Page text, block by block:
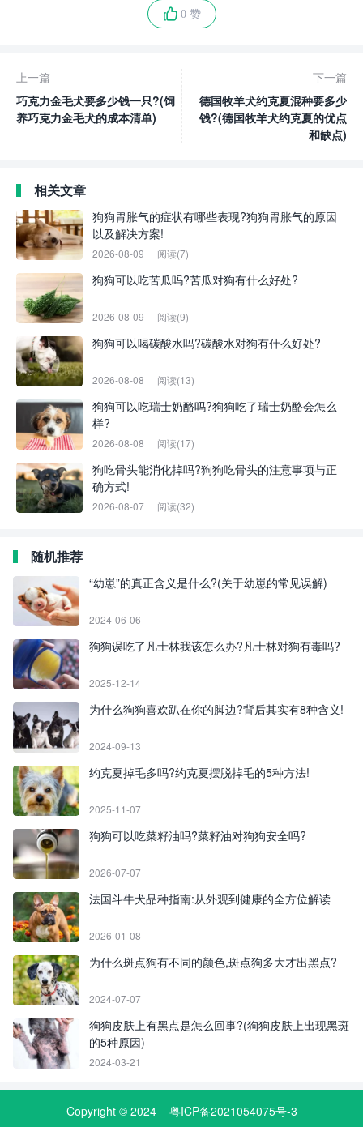
0 赞
上一篇
巧克力金毛犬要多少钱一只?(饲
养巧克力金毛犬的成本清单)
下一篇
德国牧羊犬约克夏混种要多少
钱?(德国牧羊犬约克夏的优点
和缺点)
相关文章
狗狗胃胀气的症状有哪些表现?狗狗胃胀气的原因
以及解决方案!
2026-08-09 阅读(7)
狗狗可以吃苦瓜吗?苦瓜对狗有什么好处?
2026-08-09 阅读(9)
狗狗可以喝碳酸水吗?碳酸水对狗有什么好处?
2026-08-08 阅读(13)
狗狗可以吃瑞士奶酪吗?狗狗吃了瑞士奶酪会怎么
样?
2026-08-08 阅读(17)
狗吃骨头能消化掉吗?狗狗吃骨头的注意事项与正
确方式!
2026-08-07 阅读(32)
随机推荐
“幼崽”的真正含义是什么?(关于幼崽的常见误解)
2024-06-06
狗狗误吃了凡士林我该怎么办?凡士林对狗有毒吗?
2025-12-14
为什么狗狗喜欢趴在你的脚边?背后其实有8种含义!
2024-09-13
约克夏掉毛多吗?约克夏摆脱掉毛的5种方法!
2025-11-07
狗狗可以吃菜籽油吗?菜籽油对狗狗安全吗?
2026-07-07
法国斗牛犬品种指南:从外观到健康的全方位解读
2026-01-08
为什么斑点狗有不同的颜色,斑点狗多大才出黑点?
2024-07-07
狗狗皮肤上有黑点是怎么回事?(狗狗皮肤上出现黑斑
的5种原因)
2024-03-21
Copyright © 2024 粤ICP备2021054075号-3